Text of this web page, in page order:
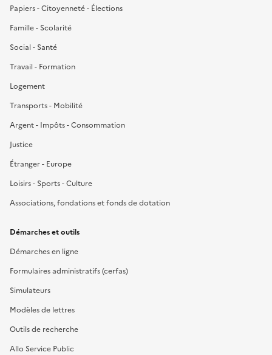
Papiers - Citoyenneté - Élections
Famille - Scolarité
Social - Santé
Travail - Formation
Logement
Transports - Mobilité
Argent - Impôts - Consommation
Justice
Étranger - Europe
Loisirs - Sports - Culture
Associations, fondations et fonds de dotation
Démarches et outils
Démarches en ligne
Formulaires administratifs (cerfas)
Simulateurs
Modèles de lettres
Outils de recherche
Allo Service Public